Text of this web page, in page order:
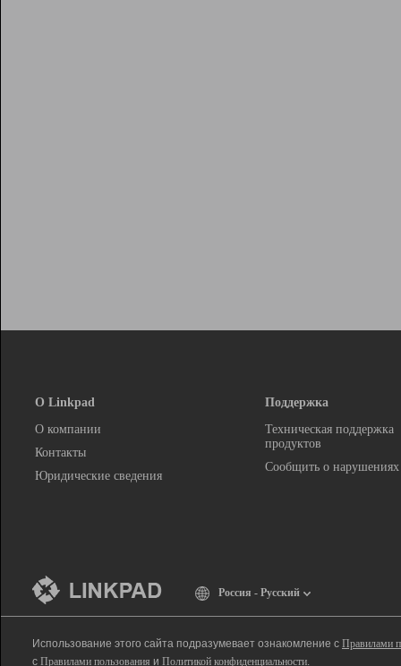
О Linkpad
О компании
Контакты
Юридические сведения
Поддержка
Техническая поддержка
продуктов
Сообщить о нарушениях
Россия - Русский
Использование этого сайта подразумевает ознакомление с Правилами
с Правилами пользования и Политикой конфиденциальности.